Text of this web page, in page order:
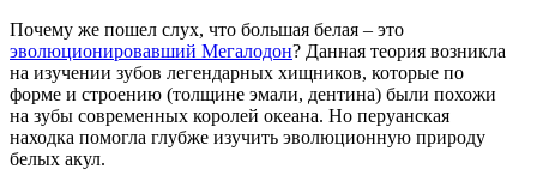
Почему же пошел слух, что большая белая – это
эволюционировавший Мегалодон? Данная теория возникла
на изучении зубов легендарных хищников, которые по
форме и строению (толщине эмали, дентина) были похожи
на зубы современных королей океана. Но перуанская
находка помогла глубже изучить эволюционную природу
белых акул.